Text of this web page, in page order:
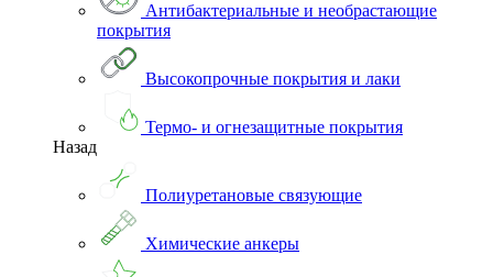
Антибактериальные и необрастающие
покрытия
Высокопрочные покрытия и лаки
Термо- и огнезащитные покрытия
Назад
Полиуретановые связующие
Химические анкеры